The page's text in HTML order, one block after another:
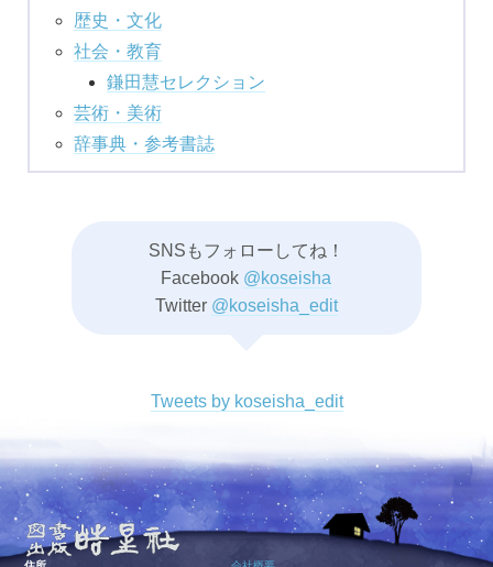
歴史・文化
社会・教育
鎌田慧セレクション
芸術・美術
辞事典・参考書誌
SNSもフォローしてね！
Facebook @koseisha
Twitter @koseisha_edit
Tweets by koseisha_edit